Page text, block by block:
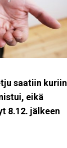
saatiin kuriin
eikä
8.12. jälkeen